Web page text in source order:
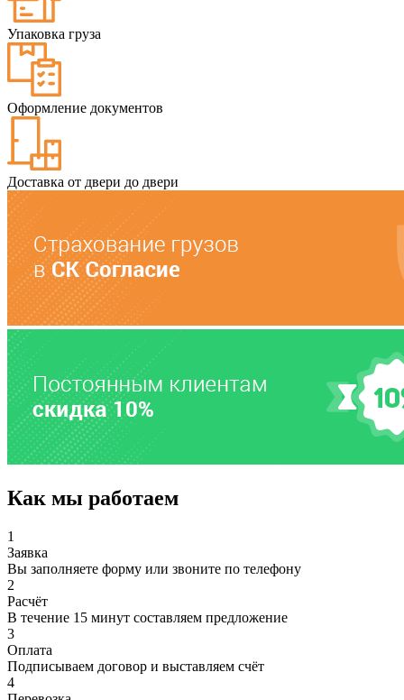
Упаковка груза
Оформление документов
Доставка от двери до двери
Как мы работаем
1
Заявка
Вы заполняете форму или звоните по телефону
2
Расчёт
В течение 15 минут составляем предложение
3
Оплата
Подписываем договор и выставляем счёт
4